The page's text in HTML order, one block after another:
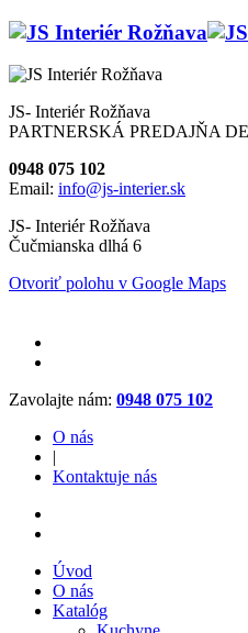
JS- Interiér Rožňava
PARTNERSKÁ PREDAJŇA
0948 075 102
Email: info@js-interier.sk
JS- Interiér Rožňava
Čučmianska dlhá 6
Otvoriť polohu v Google Maps
Zavolajte nám: 0948 075 102
O nás
|
Kontaktuje nás
Úvod
O nás
Katalóg